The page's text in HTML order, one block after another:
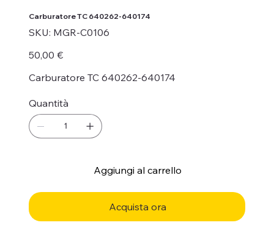
Carburatore TC 640262-640174
SKU: SKU
MGR-
MGR-C0106
Prezzo
50,00 €
Carburatore TC 640262-640174
Quantità
Aggiungi al carrello
Acquista ora